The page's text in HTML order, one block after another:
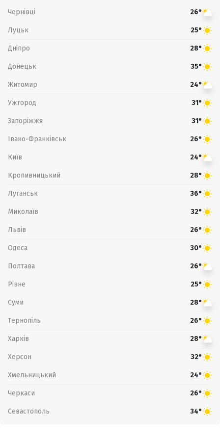
Чернівці 26°
Луцьк 25°
Дніпро 28°
Донецьк 35°
Житомир 24°
Ужгород 31°
Запоріжжя 31°
Івано-Франківськ 26°
Київ 24°
Кропивницький 28°
Луганськ 36°
Миколаїв 32°
Львів 26°
Одеса 30°
Полтава 26°
Рівне 25°
Суми 28°
Тернопіль 26°
Харків 28°
Херсон 32°
Хмельницький 24°
Черкаси 26°
Севастополь 34°